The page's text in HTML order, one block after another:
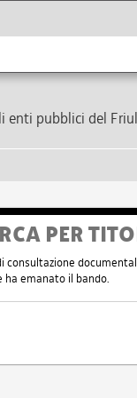
enti pubblici del
PER
ha emanato il bando.